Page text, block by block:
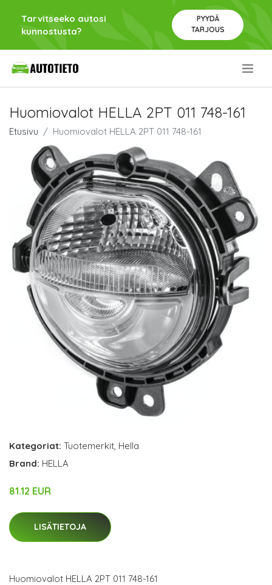
Tarvitseeko autosi
kunnostusta?
PYYDÄ
TARJOUS
Huomiovalot HELLA 2PT 011 748-161
Etusivu Huomiovalot HELLA 2PT 011 748-161
Kategoriat: Tuotemerkit Hella
Brand: HELLA
81.12 EUR
LISÄTIETOJA
Huomiovalot HELLA 2PT 011 748-161